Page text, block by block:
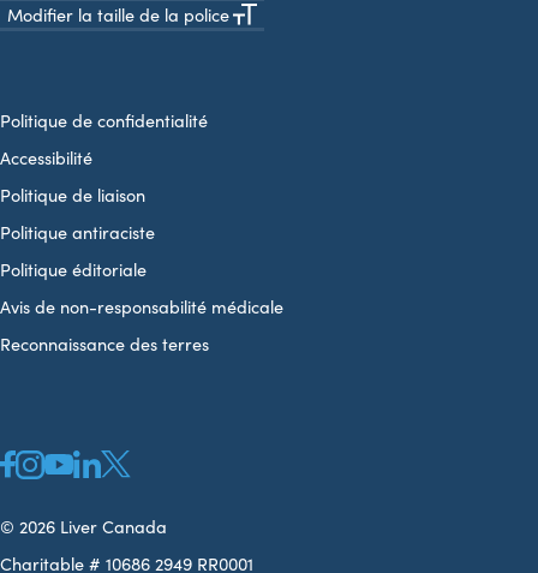
Modifier la taille de la police
Politique de confidentialité
Accessibilité
Politique de liaison
Politique antiraciste
Politique éditoriale
Avis de non-responsabilité médicale
Reconnaissance des terres
© 2026 Liver Canada
Charitable # 10686 2949 RR0001